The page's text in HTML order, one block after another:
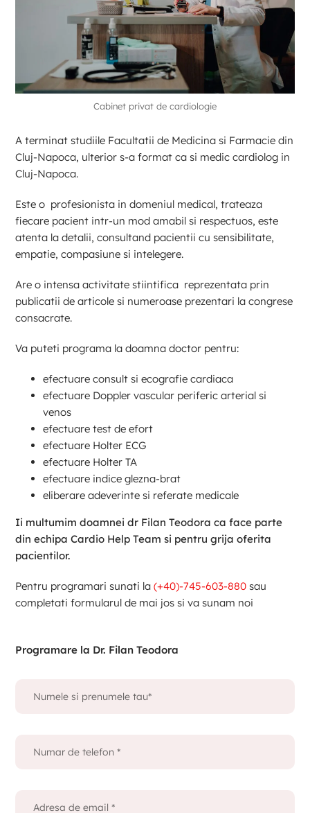
Cabinet privat de cardiologie
A terminat studiile Facultatii de Medicina si Farmacie din
Cluj-Napoca, ulterior s-a format ca si medic cardiolog in
Cluj-Napoca.
Este o profesionista in domeniul medical, trateaza
fiecare pacient intr-un mod amabil si respectuos, este
atenta la detalii, consultand pacientii cu sensibilitate,
empatie, compasiune si intelegere.
Are o intensa activitate stiintifica reprezentata prin
publicatii de articole si numeroase prezentari la congrese
consacrate.
Va puteti programa la doamna doctor pentru:
efectuare consult si ecografie cardiaca
efectuare Doppler vascular periferic arterial si
venos
efectuare test de efort
efectuare Holter ECG
efectuare Holter TA
efectuare indice glezna-brat
eliberare adeverinte si referate medicale
Ii multumim doamnei dr Filan Teodora ca face parte
din echipa Cardio Help Team si pentru grija oferita
pacientilor.
Pentru programari sunati la(+40)-745-603-880 sau
completati formularul de mai jos si va sunam noi
Programare la Dr. Filan Teodora